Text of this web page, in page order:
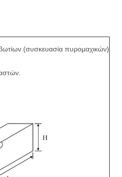
(συσκευασία πυρομαχικών)